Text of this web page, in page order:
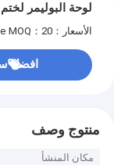
لوحة البوليمر
الأسعار：US $ 9.8 - 12 / Piece MOQ：20 قطعة / قطعة
افضل
منتوج وصف
مكان المنشأ